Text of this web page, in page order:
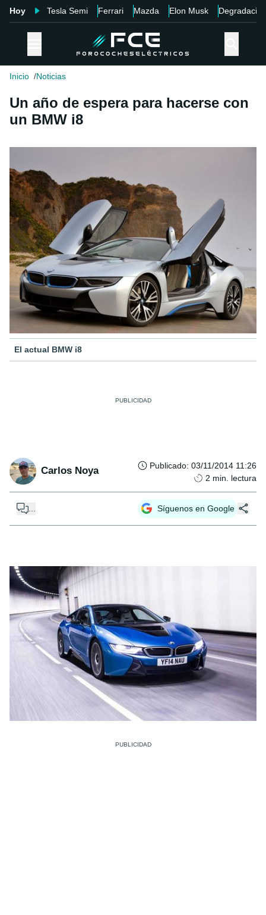
Hoy Tesla Semi Ferrari Mazda Elon Musk Degradación
Inicio Noticias
Un año de espera para hacerse con
un BMW i8
El actual BMW i8
Carlos Noya Publicado: 03/11/2014 11:26
2 min. lectura
Síguenos en Google